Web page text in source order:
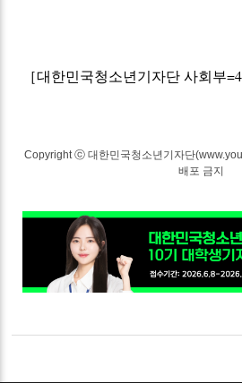
［대한민국청소년기자단 사회부
Copyright ⓒ 대한민국청소년기자단
배포 금지